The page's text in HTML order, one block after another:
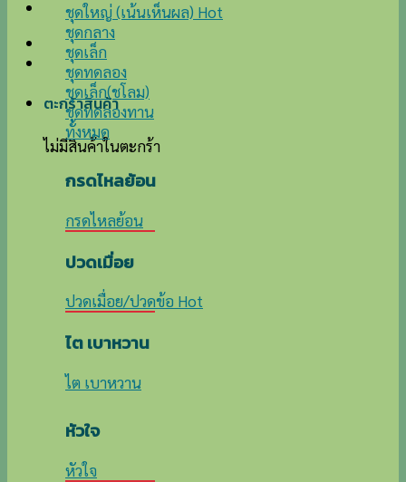
ตะกร้าสินค้า
ไม่มีสินค้าในตะกร้า
ชุดใหญ่ (เน้นเห็นผล)
ชุดกลาง
ชุดเล็ก
ชุดทดลอง
ชุดเล็ก(ชโลม)
ชุดทดลองทาน
ทั้งหมด
กรดไหลย้อน
กรดไหลย้อน
ปวดเมื่อย
ปวดเมื่อย/ปวดข้อ
ไต เบาหวาน
ไต เบาหวาน
หัวใจ
หัวใจ